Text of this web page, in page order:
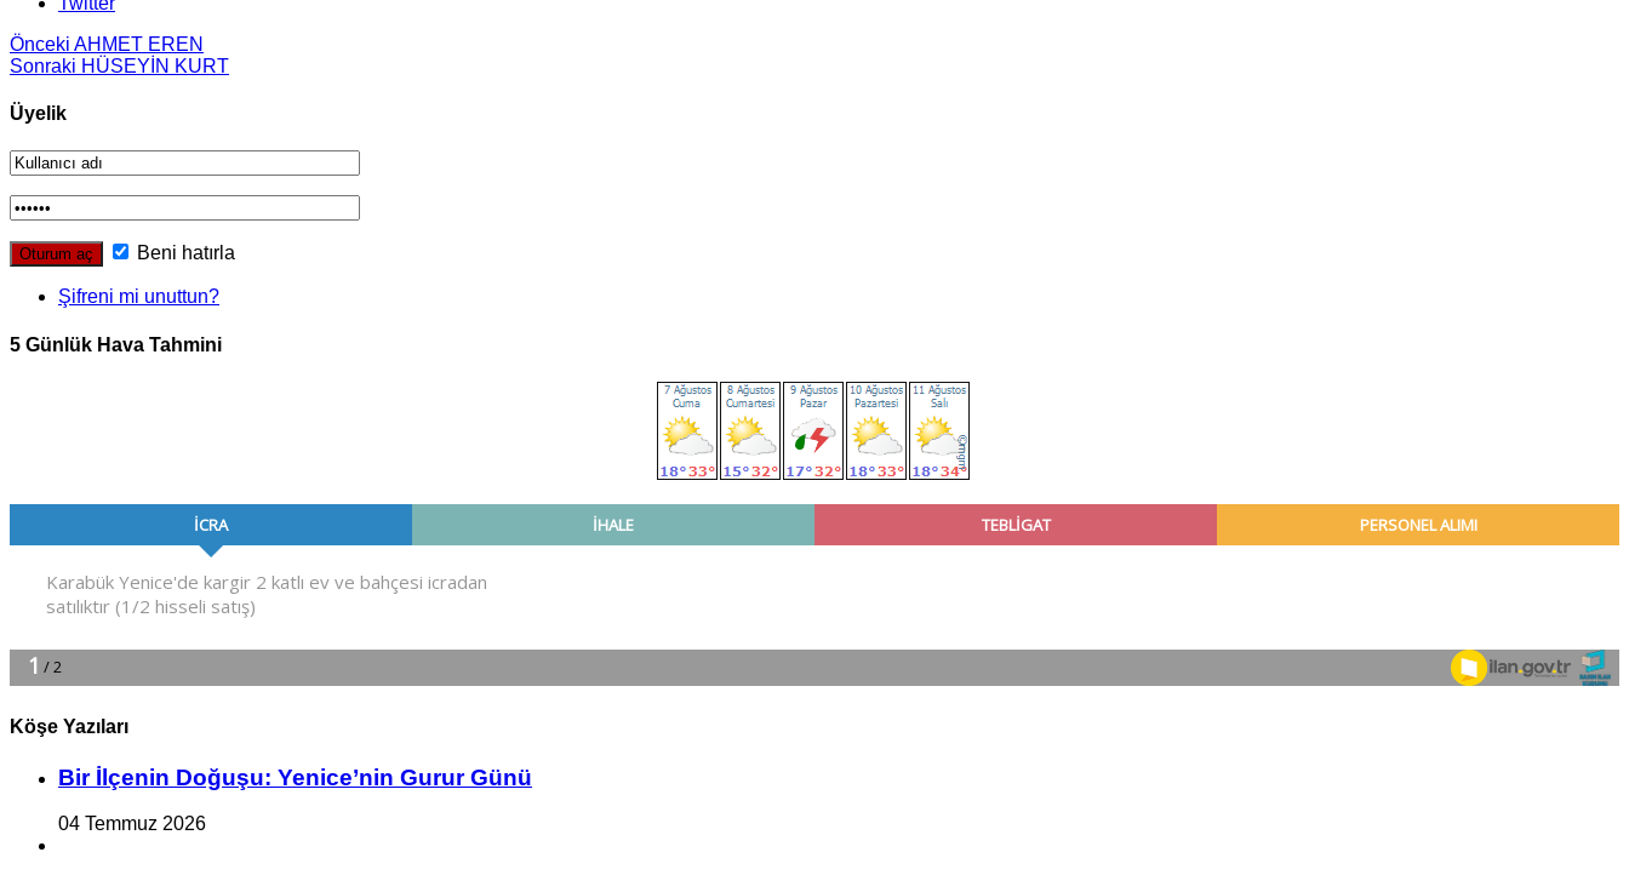
Önceki AHMET EREN
Sonraki HÜSEYİN KURT
Üyelik
Beni hatırla
Şifreni mi unuttun?
5 Günlük Hava Tahmini
Köşe Yazıları
Bir İlçe­nin Do­ğu­şu: Ye­ni­ce’nin Gurur Günü
04 Temmuz 2026